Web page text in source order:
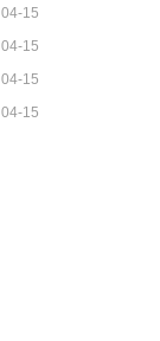
04-15
04-15
04-15
04-15